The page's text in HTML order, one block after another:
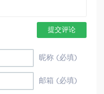
提交评论
昵称 (必填)
邮箱 (必填)